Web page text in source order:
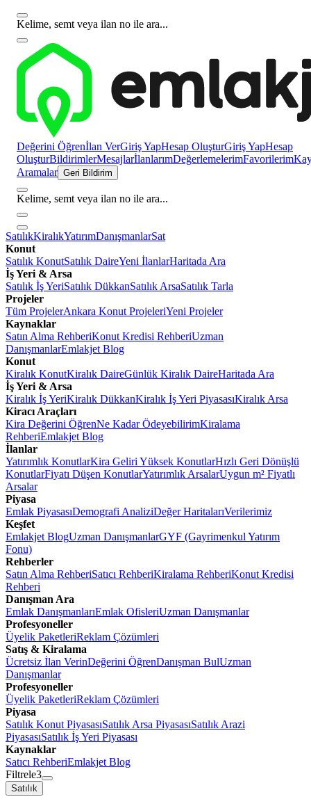
Kelime, semt veya ilan no ile ara...
Değerini Öğrenİlan VerGiriş YapHesap OluşturGiriş YapHesap
OluşturBildirimlerMesajlarİlanlarımDeğerlemelerimFavorilerim
Aramalar Geri Bildirim
Kelime, semt veya ilan no ile ara...
SatılıkKiralıkYatırımDanışmanlarSat
Konut
Satılık KonutSatılık DaireYeni İlanlarHaritada Ara
İş Yeri & Arsa
Satılık İş YeriSatılık DükkanSatılık ArsaSatılık Tarla
Projeler
Tüm ProjelerAnkara Konut ProjeleriYeni Projeler
Kaynaklar
Satın Alma RehberiKonut Kredisi RehberiUzman
DanışmanlarEmlakjet Blog
Konut
Kiralık KonutKiralık DaireGünlük Kiralık DaireHaritada Ara
İş Yeri & Arsa
Kiralık İş YeriKiralık DükkanKiralık İş Yeri PiyasasıKiralık Arsa
Kiracı Araçları
Kira Değerini ÖğrenNe Kadar ÖdeyebilirimKiralama
RehberiEmlakjet Blog
İlanlar
Yatırımlık KonutlarKira Geliri Yüksek KonutlarHızlı Geri Dönüşlü
KonutlarFiyatı Düşen KonutlarYatırımlık ArsalarUygun m² Fiyatlı
Arsalar
Piyasa
Emlak PiyasasıDemografi AnaliziDeğer HaritalarıVerilerimiz
Keşfet
Emlakjet BlogUzman DanışmanlarGYF (Gayrimenkul Yatırım
Fonu)
Rehberler
Satın Alma RehberiSatıcı RehberiKiralama RehberiKonut Kredisi
Rehberi
Danışman Ara
Emlak DanışmanlarıEmlak OfisleriUzman Danışmanlar
Profesyoneller
Üyelik PaketleriReklam Çözümleri
Satış & Kiralama
Ücretsiz İlan VerinDeğerini ÖğrenDanışman BulUzman
Danışmanlar
Profesyoneller
Üyelik PaketleriReklam Çözümleri
Piyasa
Satılık Konut PiyasasıSatılık Arsa PiyasasıSatılık Arazi
PiyasasıSatılık İş Yeri Piyasası
Kaynaklar
Satıcı RehberiEmlakjet Blog
Filtrele3
Satılık